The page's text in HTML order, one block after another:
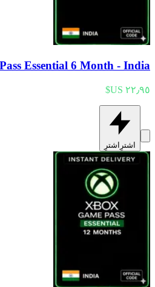
Essential 6 Month - India
اشترِ اشترِ